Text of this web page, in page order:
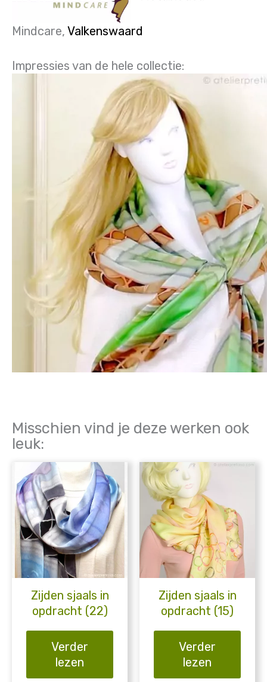
Mindcare, Valkenswaard
Impressies van de hele collectie:
Misschien vind je deze werken ook
leuk:
Zijden sjaals in
opdracht (22)
Verder
lezen
Zijden sjaals in
opdracht (15)
Verder
lezen